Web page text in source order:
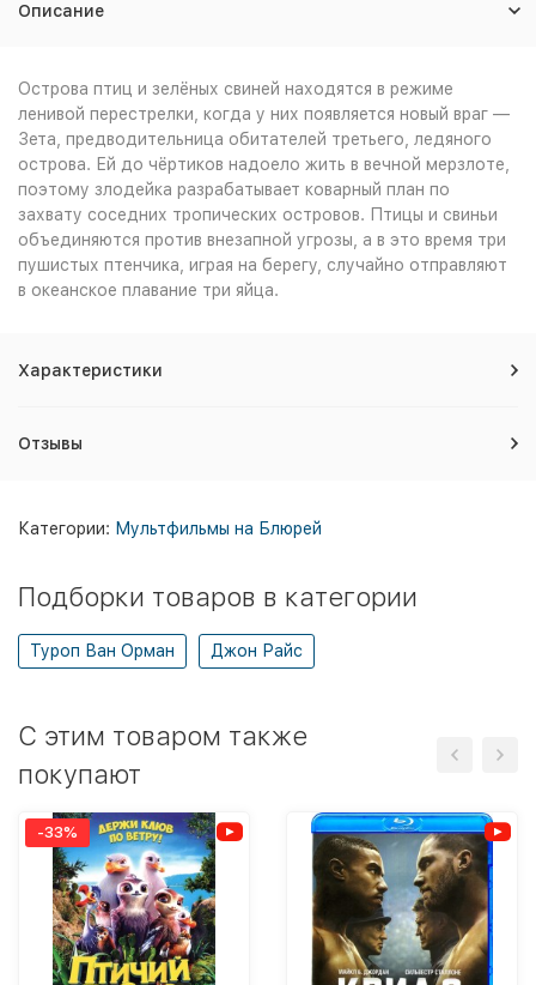
Описание
Острова птиц и зелёных свиней находятся в режиме
ленивой перестрелки, когда у них появляется новый враг —
Зета, предводительница обитателей третьего, ледяного
острова. Ей до чёртиков надоело жить в вечной мерзлоте,
поэтому злодейка разрабатывает коварный план по
захвату соседних тропических островов. Птицы и свиньи
объединяются против внезапной угрозы, а в это время три
пушистых птенчика, играя на берегу, случайно отправляют
в океанское плавание три яйца.
Характеристики
Отзывы
Категории: Мультфильмы на Блюрей
Подборки товаров в категории
Туроп Ван Орман Джон Райс
C этим товаром также
покупают
-33%